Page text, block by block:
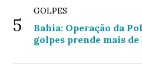
5
GOLPES
Bahia: Operação da
golpes prende mais de